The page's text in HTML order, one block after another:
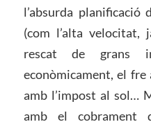
l’absurda planificació
(com l’alta velocitat,
rescat de grans
econòmicament, el fre
amb l’impost al sol…
amb el cobrament